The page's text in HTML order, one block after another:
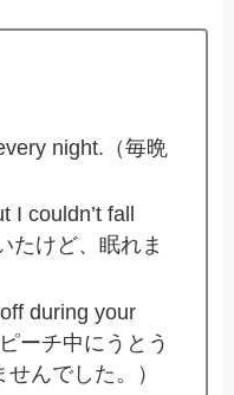
night.（毎晩
I couldn’t fall
たけど、眠れま
during your
ーチ中にうとう
んでした。）